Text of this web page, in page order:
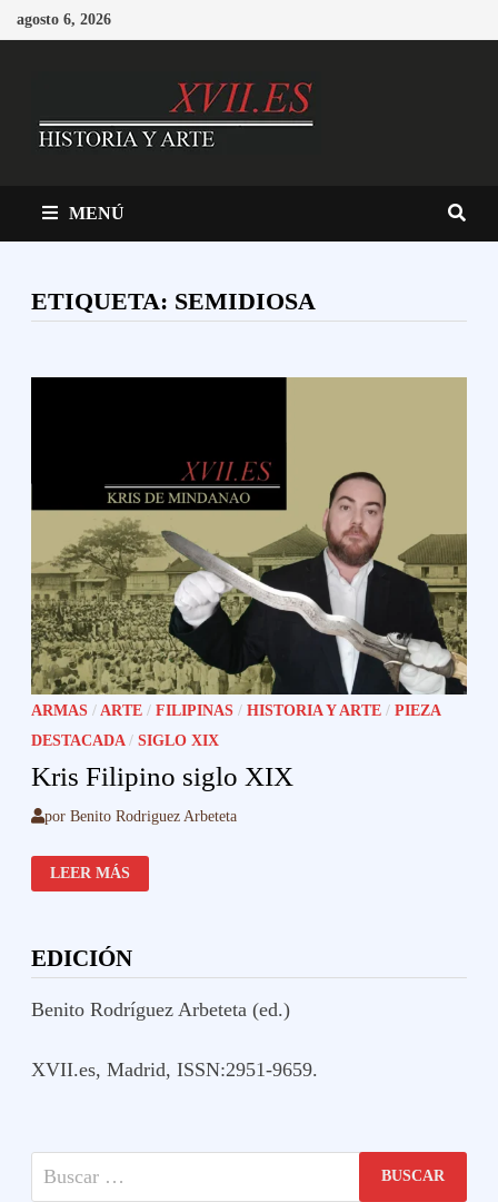
Saltar
al
agosto 6, 2026
MENÚ
ETIQUETA: SEMIDIOSA
ARMAS / ARTE /FILIPINAS /HISTORIA Y ARTE /PIEZA
DESTACADA /SIGLO XIX
Kris Filipino siglo XIX
porBenito Rodriguez Arbeteta
KRIS
FILIPINO
SIGLO
LEER MÁS
EDICIÓN
Benito Rodríguez Arbeteta (ed.)
XVII.es, Madrid, ISSN:2951-9659.
Buscar: